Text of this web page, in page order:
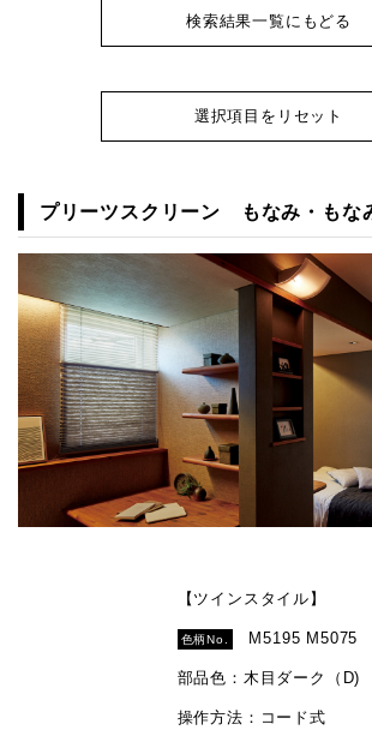
検索結果一覧にもどる
選択項目をリセット
プリーツスクリーン もなみ・もな
【ツインスタイル】
色柄No. M5195 M5075
部品色：木目ダーク（D)
操作方法：コード式